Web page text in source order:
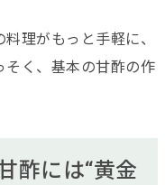
理がもっと手軽に、
そく、基本の甘酢の作
酢には“黄金